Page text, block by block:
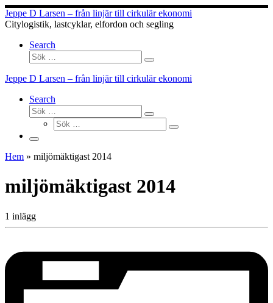
Hoppa
till
innehåll
Jeppe D Larsen – från linjär till cirkulär ekonomi
Citylogistik, lastcyklar, elfordon och segling
Search
Sök
Sök
…
Jeppe D Larsen – från linjär till cirkulär ekonomi
Search
Sök
Sök
Sök
Sök
Meny
Hem » miljömäktigast 2014
miljömäktigast 2014
1 inlägg